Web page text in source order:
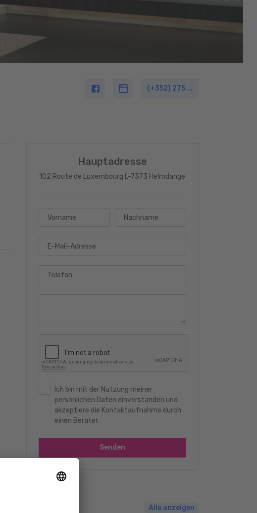
(+352) 275 ...
Hauptadresse
102 Route de Luxembourg L-7373 Helmdange
Vorname Nachname
E-Mail-Adresse
Telefon
Ich bin mit der Nutzung meiner
persönlichen Daten einverstanden und
akzeptiere die Kontaktaufnahme durch
einen Berater.
Senden
Alle anzeigen